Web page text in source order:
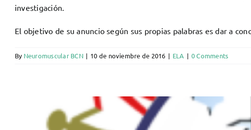
investigación.
El objetivo de su anuncio según sus propias palabras es dar a
By Neuromuscular BCN | 10 de noviembre de 2016 | ELA | 0 Comments